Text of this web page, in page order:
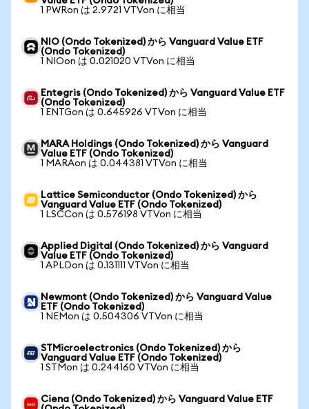
1 PWRon は 2.9721 VTVon に相当
NIO (Ondo Tokenized) から Vanguard Value ETF
(Ondo Tokenized)
1 NIOon は 0.021020 VTVon に相当
Entegris (Ondo Tokenized) から Vanguard Value ETF
(Ondo Tokenized)
1 ENTGon は 0.645926 VTVon に相当
MARA Holdings (Ondo Tokenized) から Vanguard
Value ETF (Ondo Tokenized)
1 MARAon は 0.044381 VTVon に相当
Lattice Semiconductor (Ondo Tokenized) から
Vanguard Value ETF (Ondo Tokenized)
1 LSCCon は 0.576198 VTVon に相当
Applied Digital (Ondo Tokenized) から Vanguard
Value ETF (Ondo Tokenized)
1 APLDon は 0.131111 VTVon に相当
Newmont (Ondo Tokenized) から Vanguard Value
ETF (Ondo Tokenized)
1 NEMon は 0.504306 VTVon に相当
STMicroelectronics (Ondo Tokenized) から
Vanguard Value ETF (Ondo Tokenized)
1 STMon は 0.244160 VTVon に相当
Ciena (Ondo Tokenized) から Vanguard Value ETF